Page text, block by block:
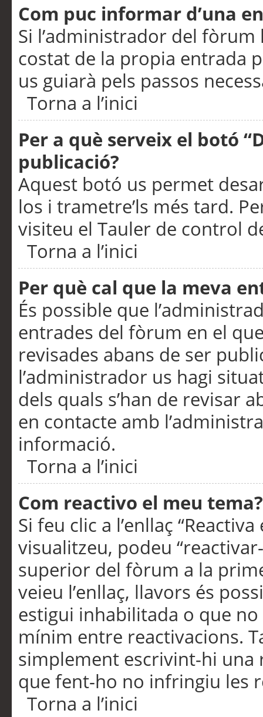
Com puc informar d’una
Si l’administrador del
costat de la propia entrada
us guiarà pels passos
Torna a l’inici
Per a què serveix el botó
publicació?
Aquest botó us permet
los i trametre’ls més tard.
visiteu el Tauler de control
Torna a l’inici
Per què cal que la meva
És possible que
entrades del fòrum en el
revisades abans de ser
l’administrador us hagi
dels quals s’han de revisar
en contacte amb
informació.
Torna a l’inici
Com reactivo el meu tema?
Si feu clic a l’enllaç
visualitzeu, podeu
superior del fòrum a la
veieu l’enllaç, llavors és
estigui inhabilitada o que
mínim entre reactivacions.
simplement escrivint-hi una
que fent-ho no infringiu les
Torna a l’inici